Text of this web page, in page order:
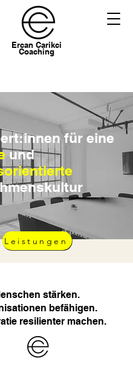
Ercan Carikci
Coaching
für eine
und
Leistungen
stärken.
befähigen.
resilienter machen.